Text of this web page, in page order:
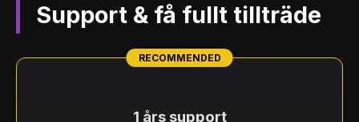
Support & få fullt tillträde
1 års support